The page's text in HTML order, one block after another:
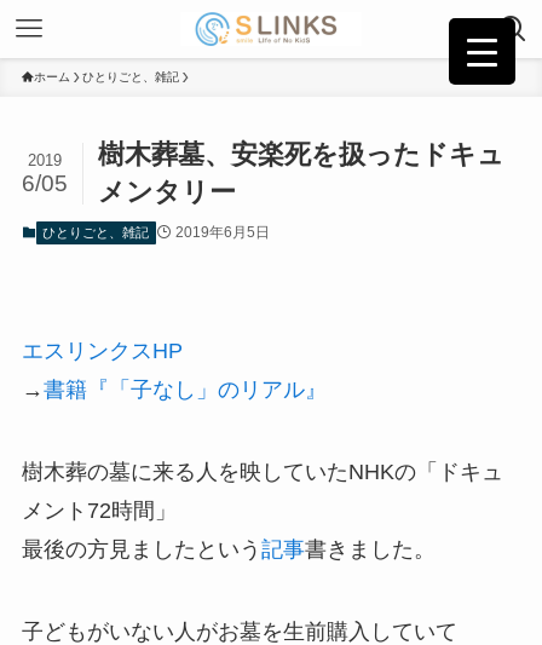
ホーム ひとりごと、雑記
樹木葬墓、安楽死を扱ったドキュ
メンタリー
2019
6/05
ひとりごと、雑記 2019年6月5日
エスリンクスHP
→書籍『「子なし」のリアル』
樹木葬の墓に来る人を映していたNHKの「ドキュ
メント72時間」
最後の方見ましたという 記事書きました。
子どもがいない人がお墓を生前購入していて